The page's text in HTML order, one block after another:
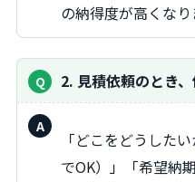
の納得度が高くなり
2. 見積依頼のとき
答：
「どこをどうした
でOK）」「希望納